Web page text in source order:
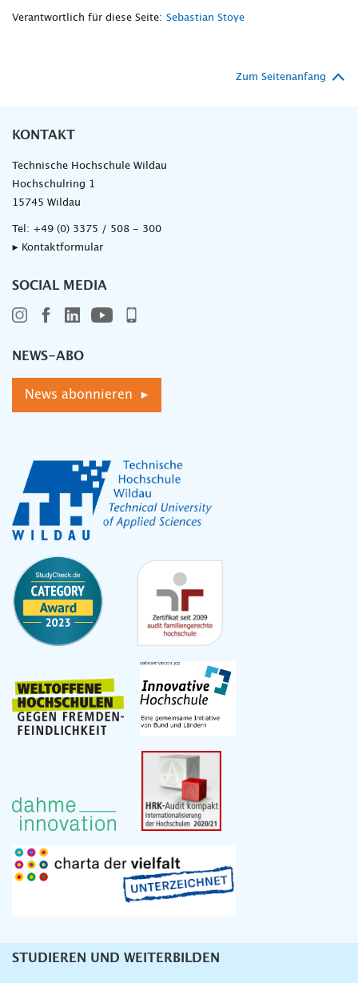
Verantwortlich für diese Seite: Sebastian Stoye
Zum Seitenanfang
KONTAKT
Technische Hochschule Wildau
Hochschulring 1
15745 Wildau
Tel: +49 (0) 3375 / 508 - 300
▸ Kontaktformular
SOCIAL MEDIA
NEWS-ABO
News abonnieren ▸
Unternavigation
STUDIEREN UND WEITERBILDEN